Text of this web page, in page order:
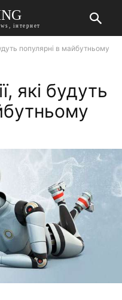
інтернет
популярні в майбутньому
які будуть